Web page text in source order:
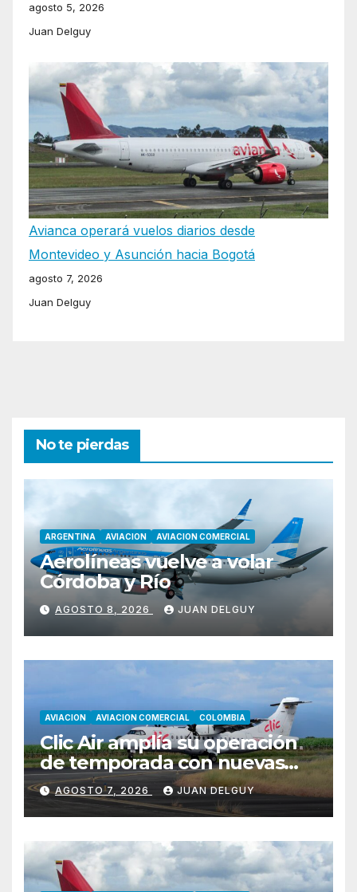
agosto 5, 2026
Juan Delguy
Avianca operará vuelos diarios desde
Montevideo y Asunción hacia Bogotá
agosto 7, 2026
Juan Delguy
No te pierdas
ARGENTINA AVIACION AVIACION COMERCIAL
Aerolíneas vuelve a volar
Córdoba y Río
AGOSTO 8, 2026 JUAN DELGUY
AVIACION AVIACION COMERCIAL COLOMBIA
Clic Air amplía su operación
de temporada con nuevas
rutas hacia Cartagena y Tolú
AGOSTO 7, 2026 JUAN DELGUY